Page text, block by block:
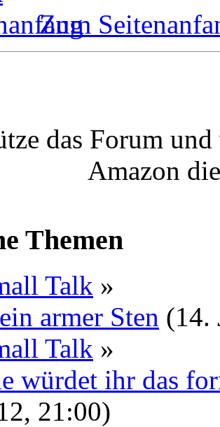
Zum
das Forum
Amazon
Themen
Talk »
armer Sten (14.
Talk »
würdet ihr das
21:00)